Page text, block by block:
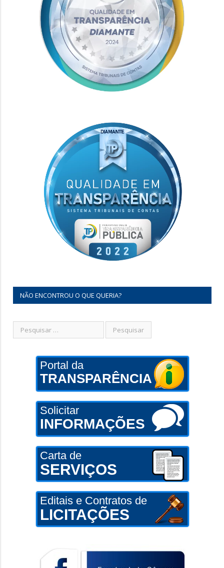
NÃO ENCONTROU O QUE QUERIA?
Portal da
TRANSPARÊNCIA
Solicitar
INFORMAÇÕES
Carta de
SERVIÇOS
Editais e Contratos de
LICITAÇÕES